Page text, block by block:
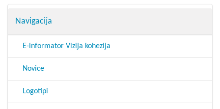
Navigacija
E-informator Vizija kohezija
Novice
Logotipi